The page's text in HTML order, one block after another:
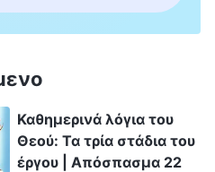
Καθημερινά λόγια του
Θεού: Τα τρία στάδια του
έργου | Απόσπασμα 22